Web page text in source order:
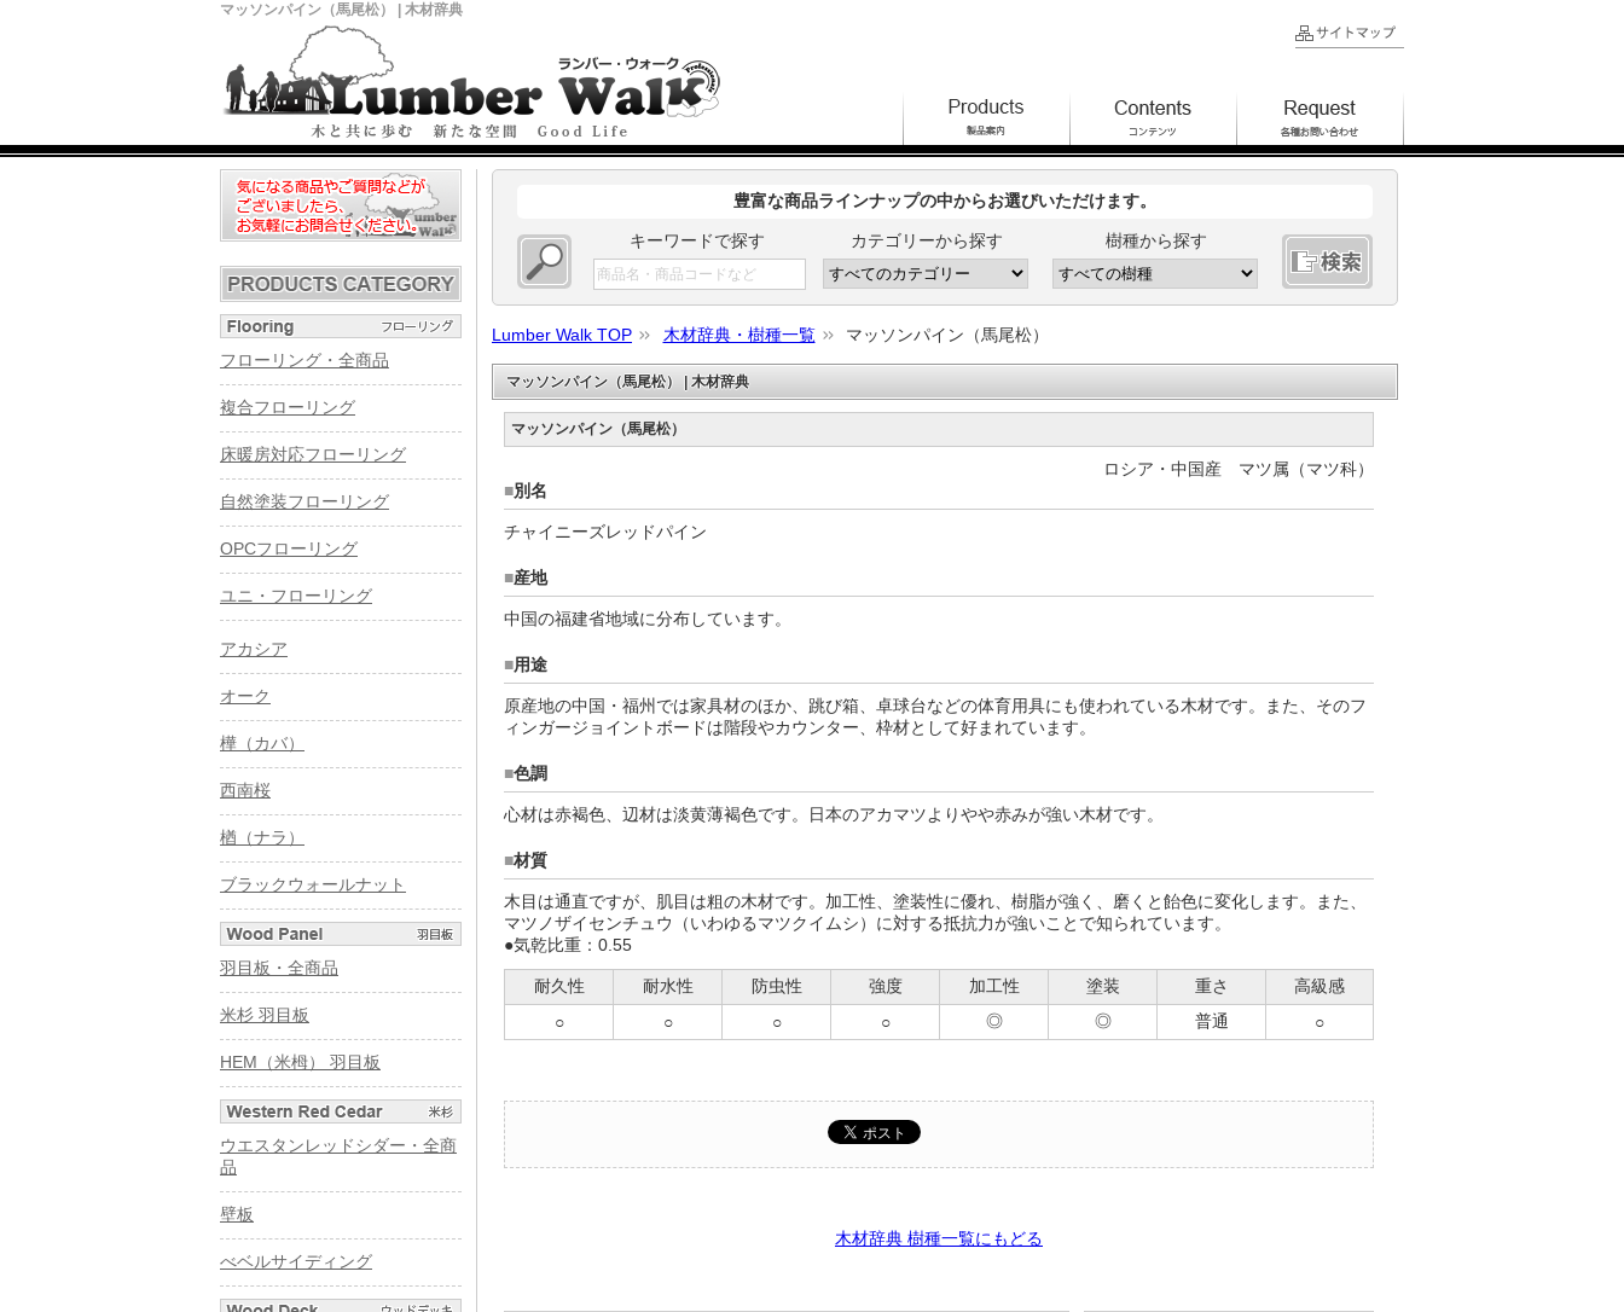
マッソンパイン（馬尾松） | 木材辞典
豊富な商品ラインナップの中からお選びいただけます。
キーワードで探す カテゴリーから探す 樹種から探す
Lumber Walk TOP 木材辞典・樹種一覧 マッソンパイン（馬尾松）
マッソンパイン（馬尾松） | 木材辞典
マッソンパイン（馬尾松）
ロシア・中国産 マツ属（マツ科）
■別名
チャイニーズレッドパイン
■産地
中国の福建省地域に分布しています。
■用途
原産地の中国・福州では家具材のほか、跳び箱、卓球台などの体育用具にも使われている木材です。また、そのフ
ィンガージョイントボードは階段やカウンター、枠材として好まれています。
■色調
心材は赤褐色、辺材は淡黄薄褐色です。日本のアカマツよりやや赤みが強い木材です。
■材質
木目は通直ですが、肌目は粗の木材です。加工性、塗装性に優れ、樹脂が強く、磨くと飴色に変化します。また、
マツノザイセンチュウ（いわゆるマツクイムシ）に対する抵抗力が強いことで知られています。
●気乾比重：0.55
耐久性 耐水性 防虫性 強度 加工性 塗装 重さ
高級感
○
○ ○ ○ ◎ ◎ 普通 ○
木材辞典 樹種一覧にもどる
フローリング・全商品
複合フローリング
床暖房対応フローリング
自然塗装フローリング
OPCフローリング
ユニ・フローリング
アカシア
オーク
樺（カバ）
西南桜
楢（ナラ）
ブラックウォールナット
羽目板・全商品
米杉 羽目板
HEM（米栂） 羽目板
ウエスタンレッドシダー・全商
品
壁板
べベルサイディング